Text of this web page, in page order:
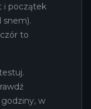
i początek
snem).
to
godziny, w